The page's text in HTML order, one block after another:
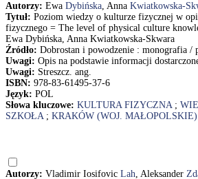
Autorzy: Ewa Dybińska, Anna Kwiatkowska-
Tytuł: Poziom wiedzy o kulturze fizycznej w
fizycznego = The level of physical culture
Ewa Dybińska, Anna Kwiatkowska-Skwara
Źródło: Dobrostan i powodzenie : monografia
Uwagi: Opis na podstawie informacji
Uwagi: Streszcz. ang.
ISBN: 978-83-61495-37-6
Język: POL
Słowa kluczowe: KULTURA FIZYCZNA;
SZKOŁA; KRAKÓW (WOJ. MAŁOPOLSKIE)
Autorzy: Vladimir Iosifovic Lah, Aleksander